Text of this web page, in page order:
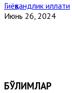
Гиёҳвандлик иллати
Июнь 26, 2024
БЎЛИМЛАР